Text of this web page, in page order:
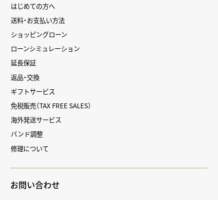
はじめての方へ
送料・お支払い方法
ショッピングローン
ローンシミュレーション
延長保証
返品・交換
ギフトサービス
免税販売（TAX FREE SALES）
海外発送サービス
バンド調整
修理について
お問い合わせ